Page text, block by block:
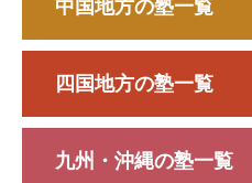
中国地方の塾一覧
四国地方の塾一覧
九州・沖縄の塾一覧